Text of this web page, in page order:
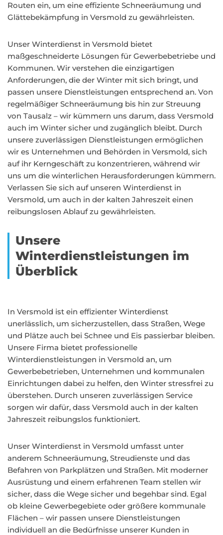
Routen ein, um eine effiziente Schneeräumung und
Glättebekämpfung in Versmold zu gewährleisten.
Unser Winterdienst in Versmold bietet
maßgeschneiderte Lösungen für Gewerbebetriebe und
Kommunen. Wir verstehen die einzigartigen
Anforderungen, die der Winter mit sich bringt, und
passen unsere Dienstleistungen entsprechend an. Von
regelmäßiger Schneeräumung bis hin zur Streuung
von Tausalz – wir kümmern uns darum, dass Versmold
auch im Winter sicher und zugänglich bleibt. Durch
unsere zuverlässigen Dienstleistungen ermöglichen
wir es Unternehmen und Behörden in Versmold, sich
auf ihr Kerngeschäft zu konzentrieren, während wir
uns um die winterlichen Herausforderungen kümmern.
Verlassen Sie sich auf unseren Winterdienst in
Versmold, um auch in der kalten Jahreszeit einen
reibungslosen Ablauf zu gewährleisten.
Unsere
Winterdienstleistungen im
Überblick
In Versmold ist ein effizienter Winterdienst
unerlässlich, um sicherzustellen, dass Straßen, Wege
und Plätze auch bei Schnee und Eis passierbar bleiben.
Unsere Firma bietet professionelle
Winterdienstleistungen in Versmold an, um
Gewerbebetrieben, Unternehmen und kommunalen
Einrichtungen dabei zu helfen, den Winter stressfrei zu
überstehen. Durch unseren zuverlässigen Service
sorgen wir dafür, dass Versmold auch in der kalten
Jahreszeit reibungslos funktioniert.
Unser Winterdienst in Versmold umfasst unter
anderem Schneeräumung, Streudienste und das
Befahren von Parkplätzen und Straßen. Mit moderner
Ausrüstung und einem erfahrenen Team stellen wir
sicher, dass die Wege sicher und begehbar sind. Egal
ob kleine Gewerbegebiete oder größere kommunale
Flächen – wir passen unsere Dienstleistungen
individuell an die Bedürfnisse unserer Kunden in